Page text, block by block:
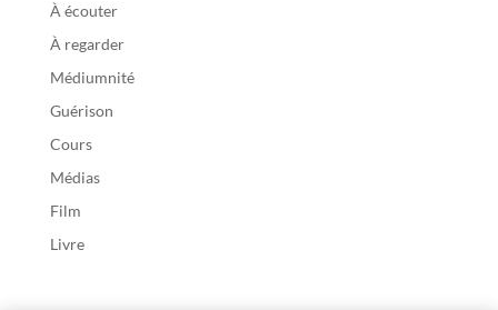
À écouter
À regarder
Médiumnité
Guérison
Cours
Médias
Film
Livre